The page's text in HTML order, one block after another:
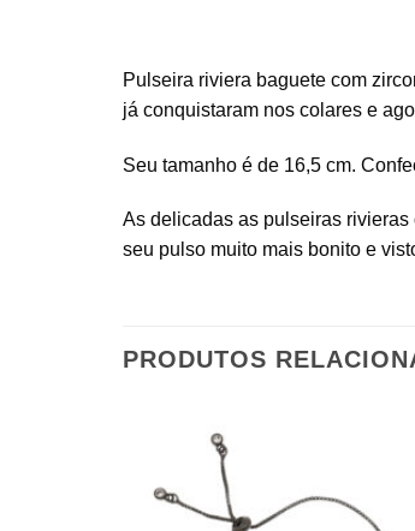
Pulseira riviera baguete com
já conquistaram nos colares e
Seu tamanho é de 16,5 cm.
As delicadas as pulseiras
seu pulso muito mais bonito e
PRODUTOS